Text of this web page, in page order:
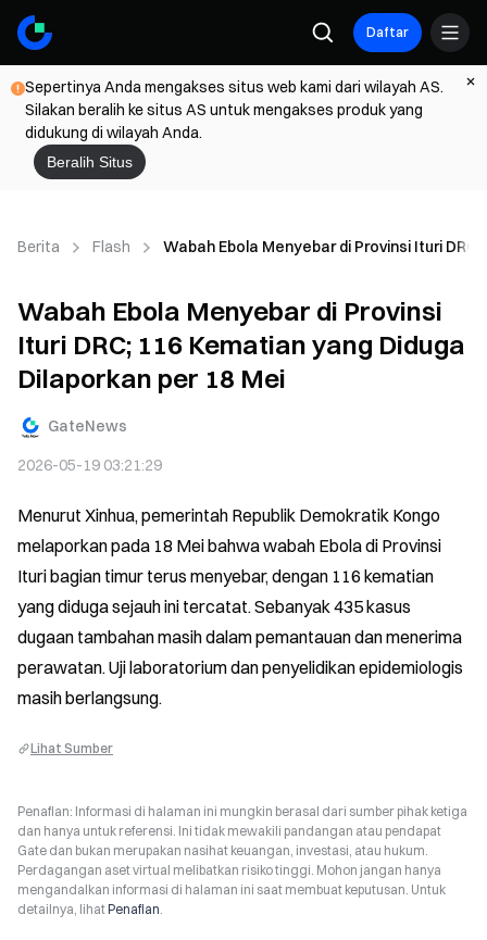
Daftar
Sepertinya Anda mengakses situs web kami dari wilayah AS.
Silakan beralih ke situs AS untuk mengakses produk yang
didukung di wilayah Anda.
Beralih Situs
Berita Flash Wabah Ebola Menyebar di Provinsi Ituri
Wabah Ebola Menyebar di Provinsi
Ituri DRC; 116 Kematian yang Diduga
Dilaporkan per 18 Mei
GateNews
2026-05-19 03:21:29
Menurut Xinhua, pemerintah Republik Demokratik Kongo
melaporkan pada 18 Mei bahwa wabah Ebola di Provinsi
Ituri bagian timur terus menyebar, dengan 116 kematian
yang diduga sejauh ini tercatat. Sebanyak 435 kasus
dugaan tambahan masih dalam pemantauan dan menerima
perawatan. Uji laboratorium dan penyelidikan epidemiologis
masih berlangsung.
Lihat Sumber
Penafian: Informasi di halaman ini mungkin berasal dari sumber pihak ketiga
dan hanya untuk referensi. Ini tidak mewakili pandangan atau pendapat
Gate dan bukan merupakan nasihat keuangan, investasi, atau hukum.
Perdagangan aset virtual melibatkan risiko tinggi. Mohon jangan hanya
mengandalkan informasi di halaman ini saat membuat keputusan. Untuk
detailnya, lihatPenafian.